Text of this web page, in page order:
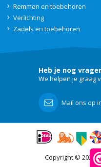
Remmen en toebehoren
Verlichting
Zadels en toebehoren
Heb je nog
We helpen je graag
Mail ons op
Copyright © 2021